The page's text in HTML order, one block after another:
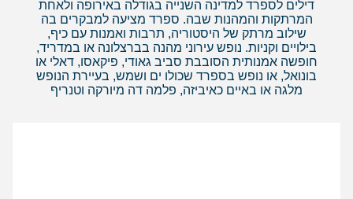
דילים לספרד למדינה השנייה בגודלה באירופה ולאחת
המרתקות והמהנות שבה. ספרד מציעה למבקרים בה
שילוב מרתק של היסטוריה, תרבות ואמנות עם כיף,
בילויים וקניות. נופש עירוני מהנה בברצלונה או במדריד,
חופשה אמנותית הסובבת סביב גאודי, פיקאסו, דאלי או
בונואל, או נופש בספרד שכולו ים ושמש, בעיירת הנופש
מלגה או באיים כאיביזה, פלמה דה מיורקה וטנריף